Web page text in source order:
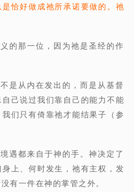
恰好做成祂所承诺要做的。祂
的那一位，因为祂是圣经的作
是从内在发出的，而是从基督
己说过我们靠自己的能力不能
们只有倚靠祂才能结果子（参
遇都来自于神的手。神决定了
上、何时发生，祂有主权，发
有一件在神的掌管之外。